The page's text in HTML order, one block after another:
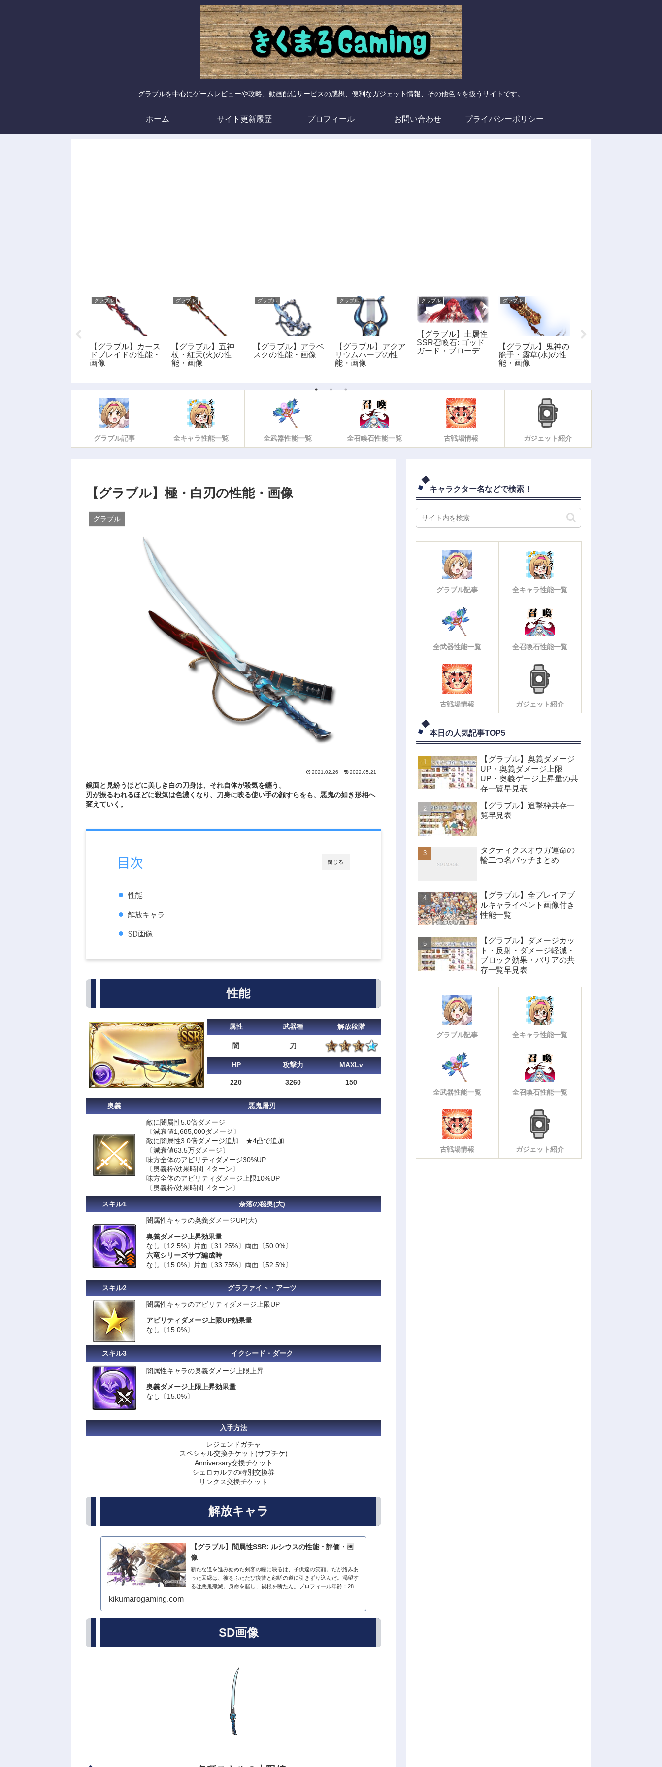
グラブルを中心にゲームレビューや攻略、動画配信サービスの感想、便利なガジェット情報、その他色々を扱うサイトです。
ホーム サイト更新履歴 プロフィール お問い合わせ プライバシーポリシー
グラブル
【グラブル】カース
ドブレイドの性能・
画像
グラブル
【グラブル】五神
杖・紅天(火)の性
能・画像
グラブル
【グラブル】アラベ
スクの性能・画像
グラブル
【グラブル】アクア
リウムハープの性
能・画像
グラブル
【グラブル】土属性
SSR召喚石: ゴッド
ガード・ブローディ
グラブル
【グラブル】鬼神の
籠手・露草(水)の性
能・画像
グラブル記事 全キャラ性能一覧 全武器性能一覧 全召喚石性能一覧 古戦場情報 ガジェット紹介
【グラブル】極・白刃の性能・画像
グラブル
2021.02.26 2022.05.21
鏡面と見紛うほどに美しき白の刀身は、それ自体が殺気を纏う。
刃が振るわれるほどに殺気は色濃くなり、刀身に映る使い手の顔すらをも、悪鬼の如き形相へ
変えていく。
閉じる
目次
性能
解放キャラ
SD画像
性能
属性 武器種 解放段階
闇 刀
HP 攻撃力 MAXLv
220 3260 150
奥義 悪鬼屠刃
敵に闇属性5.0倍ダメージ
〔減衰値1,685,000ダメージ〕
敵に闇属性3.0倍ダメージ追加 ★4凸で追加
〔減衰値63.5万ダメージ〕
味方全体のアビリティダメージ30%UP
〔奥義枠/効果時間: 4ターン〕
味方全体のアビリティダメージ上限10%UP
〔奥義枠/効果時間: 4ターン〕
スキル1 奈落の秘奥(大)
闇属性キャラの奥義ダメージUP(大)
奥義ダメージ上昇効果量
なし〔12.5%〕片面〔31.25%〕両面〔50.0%〕
六竜シリーズサブ編成時
なし〔15.0%〕片面〔33.75%〕両面〔52.5%〕
スキル2 グラファイト・アーツ
闇属性キャラのアビリティダメージ上限UP
アビリティダメージ上限UP効果量
なし〔15.0%〕
スキル3 イクシード・ダーク
闇属性キャラの奥義ダメージ上限上昇
奥義ダメージ上限上昇効果量
なし〔15.0%〕
入手方法
レジェンドガチャ
スペシャル交換チケット(サプチケ)
Anniversary交換チケット
シェロカルテの特別交換券
リンクス交換チケット
解放キャラ
【グラブル】闇属性SSR: ルシウスの性能・評価・画
像
新たな道を進み始めた剣客の瞳に映るは、子供達の笑顔。だが絡みあ
った因縁は、彼をふたたび復讐と怨嗟の道に引きずり込んだ。渇望す
るは悪鬼殲滅。身命を賭し、禍根を断たん。プロフィール年齢：28歳
kikumarogaming.com
SD画像
キャラクター名などで検索！
グラブル記事 全キャラ性能一覧
全武器性能一覧 全召喚石性能一覧
古戦場情報 ガジェット紹介
本日の人気記事TOP5
【グラブル】奥義ダメージ
UP・奥義ダメージ上限
UP・奥義ゲージ上昇量の共
存一覧早見表
【グラブル】追撃枠共存一
覧早見表
タクティクスオウガ運命の
輪二つ名パッチまとめ
【グラブル】全プレイアブ
ルキャライベント画像付き
性能一覧
【グラブル】ダメージカッ
ト・反射・ダメージ軽減・
ブロック効果・バリアの共
存一覧早見表
グラブル記事 全キャラ性能一覧
全武器性能一覧 全召喚石性能一覧
古戦場情報 ガジェット紹介